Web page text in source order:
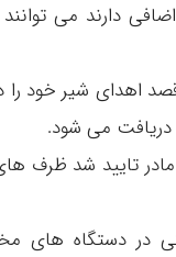
دارند می
اهدای شیر خود را
دریافت می شود.
تایید شد ظرف
در دستگاه